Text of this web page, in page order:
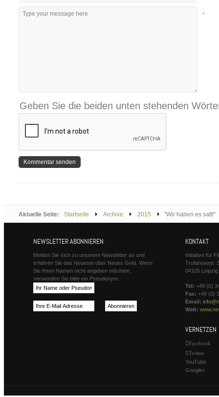
*
Geben Sie die beiden unten stehenden
Aktuelle Seite: Startseite Archive 2015 "Wir haben es satt!"
NEWSLETTER ABONNIEREN
Melden Sie sich zu unserem Newsletter an und
erfahren Sie das Neueste über Neues Geld. Wenn
Sie Ihren Namen nicht angeben möchten,
verwenden Sie bitte ein Pseudonym.
KONTAKT
Initiative für
Trufanowstr.
04105 Leipzig
Tel: +49 (0)
Fax: +49 (0)
Email:
Web:
VERNETZEN
Facebook
Twitter
YouTube
Google+